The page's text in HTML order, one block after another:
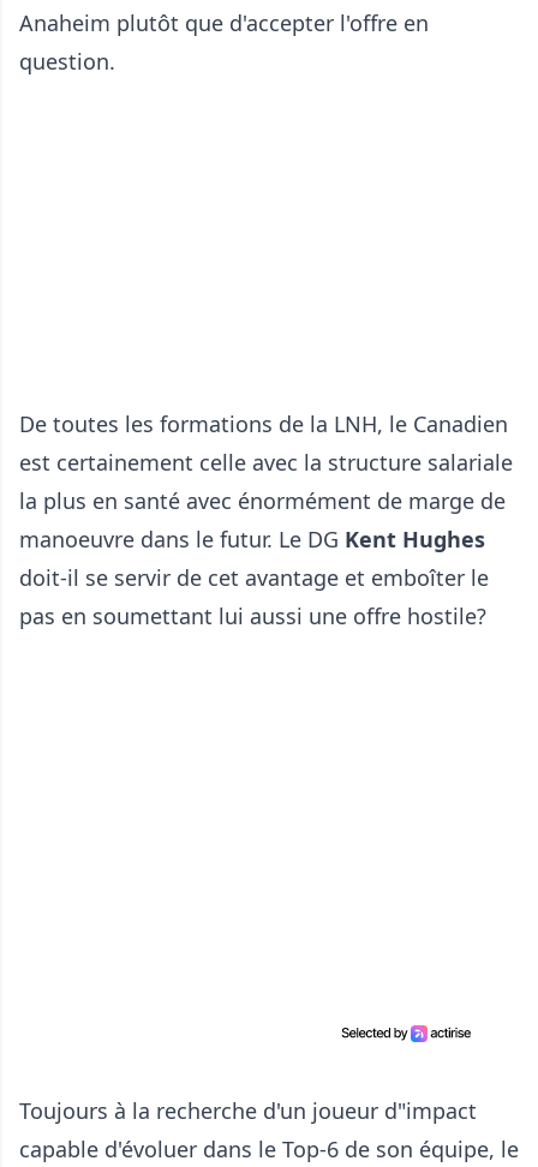
Anaheim plutôt que d'accepter l'offre en
question.
De toutes les formations de la LNH, le Canadien
est certainement celle avec la structure salariale
la plus en santé avec énormément de marge de
manoeuvre dans le futur. Le DG Kent Hughes
doit-il se servir de cet avantage et emboîter le
pas en soumettant lui aussi une offre hostile?
Toujours à la recherche d'un joueur d"impact
capable d'évoluer dans le Top-6 de son équipe, le